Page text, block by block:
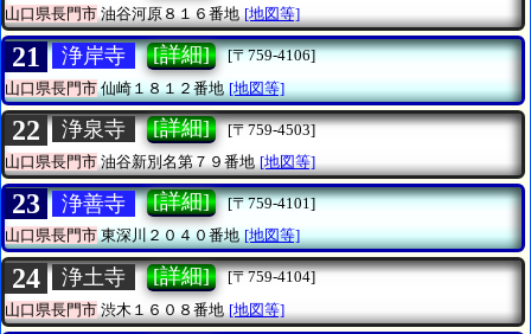
山口県長門市油谷河原８１６番地 [地図等]
21 浄岸寺 [詳細]
[〒759-4106]
山口県長門市仙崎１８１２番地 [地図等]
22 浄泉寺 [詳細]
[〒759-4503]
山口県長門市 油谷新別名第７９番地 [地図等]
23 浄善寺 [詳細]
[〒759-4101]
山口県長門市東深川２０４０番地 [地図等]
24 浄土寺 [詳細]
[〒759-4104]
山口県長門市 渋木１６０８番地 [地図等]